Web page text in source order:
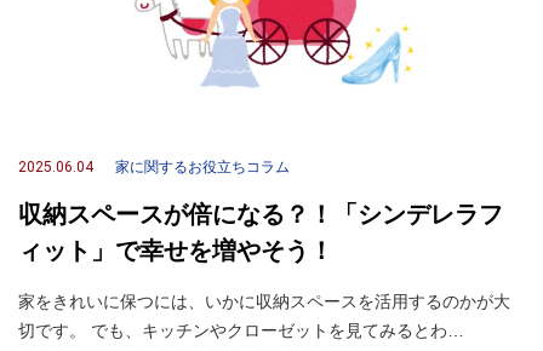
2025.06.04 家に関するお役立ちコラム
収納スペースが倍になる？！「シンデレラフ
ィット」で幸せを増やそう！
家をきれいに保つには、いかに収納スペースを活用するのかが大
切です。 でも、キッチンやクローゼットを見てみるとわ…